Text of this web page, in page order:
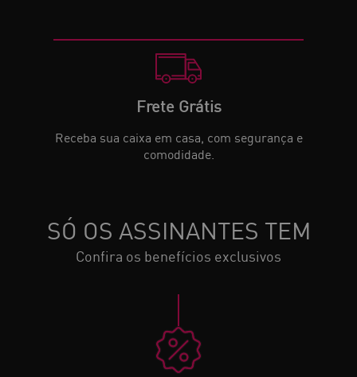
Frete Grátis
Receba sua caixa em casa, com segurança e
comodidade.
SÓ OS ASSINANTES TEM
Confira os benefícios exclusivos